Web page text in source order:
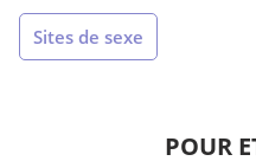
Sites de sexe
POUR